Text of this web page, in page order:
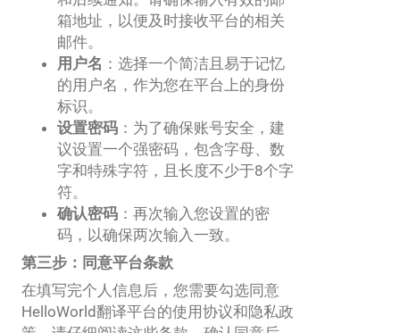
箱地址，以便及时接收平台的相关
邮件。
用户名 ：选择一个简洁且易于记忆
的用户名，作为您在平台上的身份
标识。
设置密码 ：为了确保账号安全，建
议设置一个强密码，包含字母、数
字和特殊字符，且长度不少于8个字
符。
确认密码 ：再次输入您设置的密
码，以确保两次输入一致。
第三步：同意平台条款
在填写完个人信息后，您需要勾选同意
HelloWorld翻译平台的使用协议和隐私政